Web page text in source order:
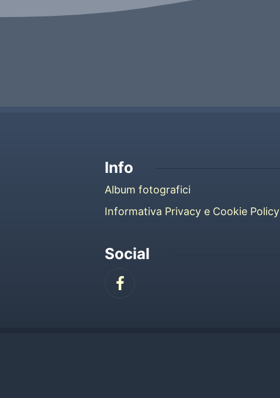
Info
Album fotografici
Informativa Privacy e Cookie Policy
Social